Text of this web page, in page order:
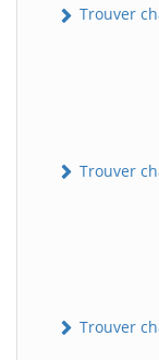
Trouver
Trouver
Trouver